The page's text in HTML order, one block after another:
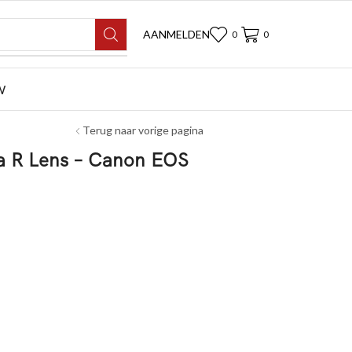
AANMELDEN 0 0
Terug naar vorige pagina
Lens – Canon EOS